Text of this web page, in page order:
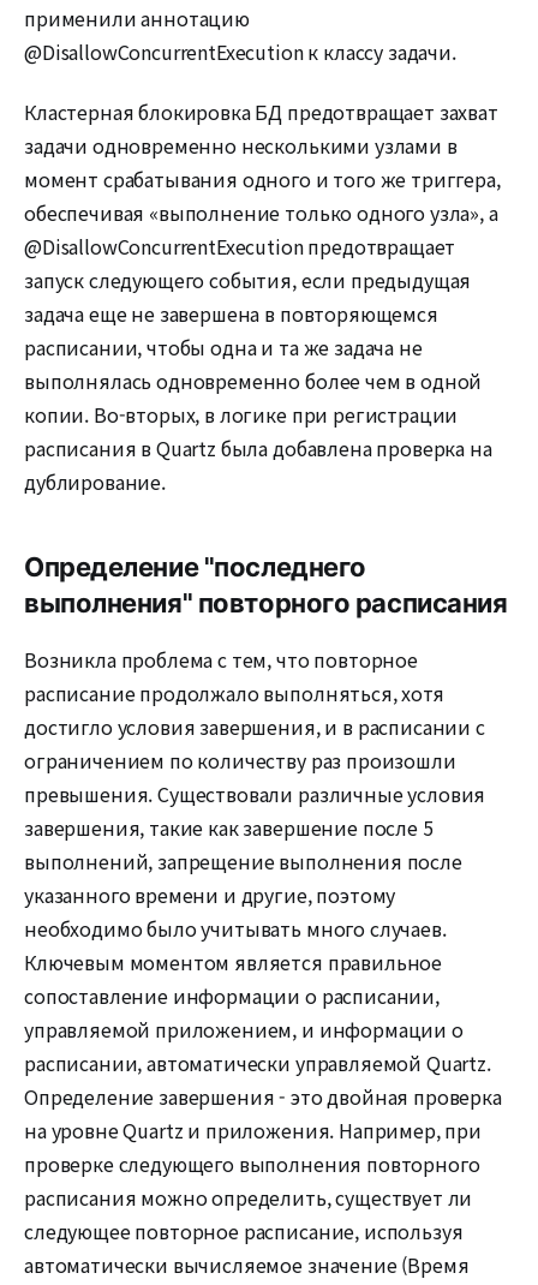
применили аннотацию
@DisallowConcurrentExecution к классу задачи.
Кластерная блокировка БД предотвращает захват
задачи одновременно несколькими узлами в
момент срабатывания одного и того же триггера,
обеспечивая «выполнение только одного узла», а
@DisallowConcurrentExecution предотвращает
запуск следующего события, если предыдущая
задача еще не завершена в повторяющемся
расписании, чтобы одна и та же задача не
выполнялась одновременно более чем в одной
копии. Во-вторых, в логике при регистрации
расписания в Quartz была добавлена проверка на
дублирование.
Определение "последнего
выполнения" повторного расписания
Возникла проблема с тем, что повторное
расписание продолжало выполняться, хотя
достигло условия завершения, и в расписании с
ограничением по количеству раз произошли
превышения. Существовали различные условия
завершения, такие как завершение после 5
выполнений, запрещение выполнения после
указанного времени и другие, поэтому
необходимо было учитывать много случаев.
Ключевым моментом является правильное
сопоставление информации о расписании,
управляемой приложением, и информации о
расписании, автоматически управляемой Quartz.
Определение завершения - это двойная проверка
на уровне Quartz и приложения. Например, при
проверке следующего выполнения повторного
расписания можно определить, существует ли
следующее повторное расписание, используя
автоматически вычисляемое значение (Время